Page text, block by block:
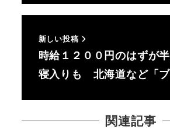
新しい投稿
時給１２００円のはずが
寝入りも 北海道など「
関連記事